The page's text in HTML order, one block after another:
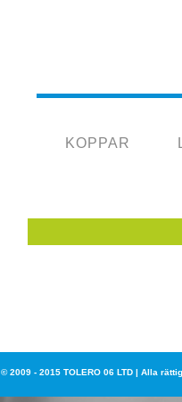
KOPPAR
© 2009 - 2015 TOLERO 06 LTD | Alla